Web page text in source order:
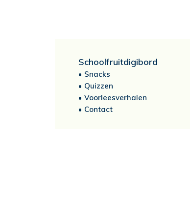
Schoolfruitdigibord
Snacks
Quizzen
Voorleesverhalen
Contact